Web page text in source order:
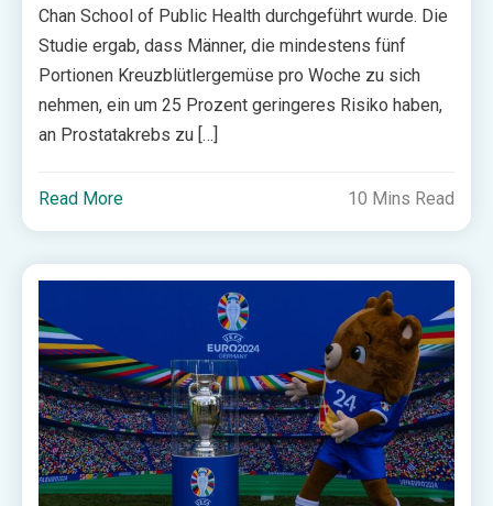
Chan School of Public Health durchgeführt wurde. Die
Studie ergab, dass Männer, die mindestens fünf
Portionen Kreuzblütlergemüse pro Woche zu sich
nehmen, ein um 25 Prozent geringeres Risiko haben,
an Prostatakrebs zu […]
Read More 10 Mins Read